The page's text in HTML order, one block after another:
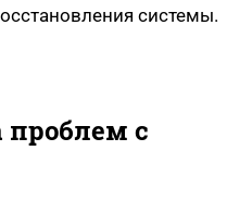
системы.
с